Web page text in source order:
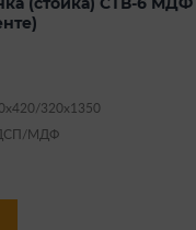
320x1350
МДФ